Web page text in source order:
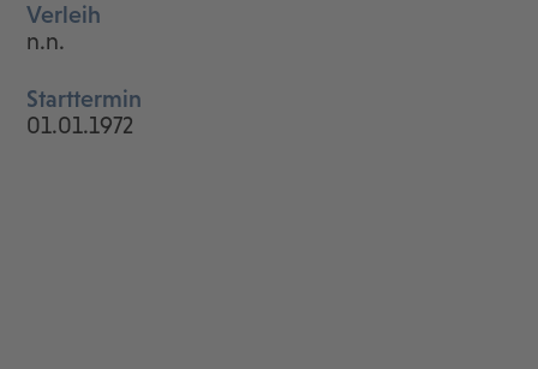
Verleih
n.n.
Starttermin
01.01.1972